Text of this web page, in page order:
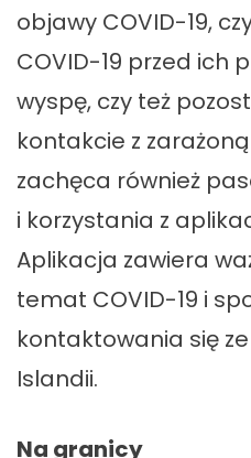
objawy COVID-19,
COVID-19 przed ich
wyspę, czy też
kontakcie z
zachęca również
i korzystania z
Aplikacja zawiera
temat COVID-19 i
kontaktowania się
Islandii.
Na granicy